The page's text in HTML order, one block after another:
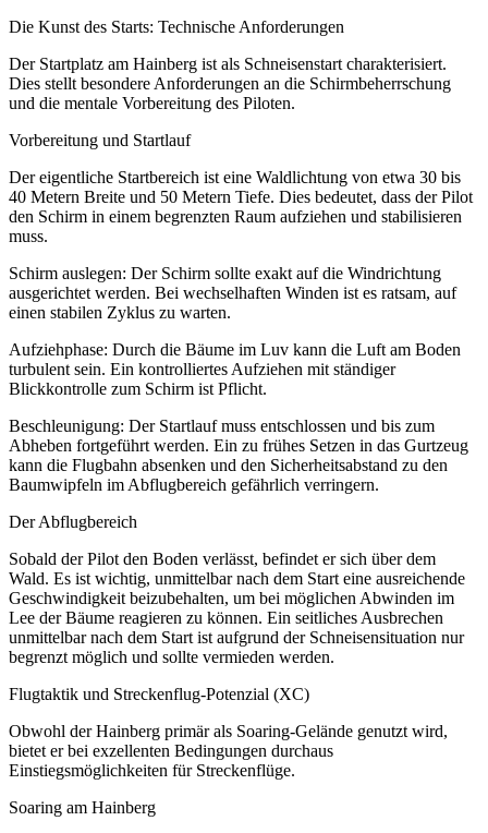
Die Kunst des Starts: Technische Anforderungen
Der Startplatz am Hainberg ist als Schneisenstart charakterisiert.
Dies stellt besondere Anforderungen an die Schirmbeherrschung
und die mentale Vorbereitung des Piloten.
Vorbereitung und Startlauf
Der eigentliche Startbereich ist eine Waldlichtung von etwa 30 bis
40 Metern Breite und 50 Metern Tiefe. Dies bedeutet, dass der Pilot
den Schirm in einem begrenzten Raum aufziehen und stabilisieren
muss.
Schirm auslegen: Der Schirm sollte exakt auf die Windrichtung
ausgerichtet werden. Bei wechselhaften Winden ist es ratsam, auf
einen stabilen Zyklus zu warten.
Aufziehphase: Durch die Bäume im Luv kann die Luft am Boden
turbulent sein. Ein kontrolliertes Aufziehen mit ständiger
Blickkontrolle zum Schirm ist Pflicht.
Beschleunigung: Der Startlauf muss entschlossen und bis zum
Abheben fortgeführt werden. Ein zu frühes Setzen in das Gurtzeug
kann die Flugbahn absenken und den Sicherheitsabstand zu den
Baumwipfeln im Abflugbereich gefährlich verringern.
Der Abflugbereich
Sobald der Pilot den Boden verlässt, befindet er sich über dem
Wald. Es ist wichtig, unmittelbar nach dem Start eine ausreichende
Geschwindigkeit beizubehalten, um bei möglichen Abwinden im
Lee der Bäume reagieren zu können. Ein seitliches Ausbrechen
unmittelbar nach dem Start ist aufgrund der Schneisensituation nur
begrenzt möglich und sollte vermieden werden.
Flugtaktik und Streckenflug-Potenzial (XC)
Obwohl der Hainberg primär als Soaring-Gelände genutzt wird,
bietet er bei exzellenten Bedingungen durchaus
Einstiegsmöglichkeiten für Streckenflüge.
Soaring am Hainberg